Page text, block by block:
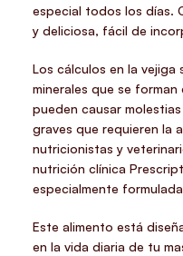
especial todos los días.
y deliciosa, fácil de
Los cálculos en la vejiga
minerales que se
pueden causar
graves que requieren la
nutricionistas y
nutrición clínica
especialmente
Este alimento está
en la vida diaria de tu